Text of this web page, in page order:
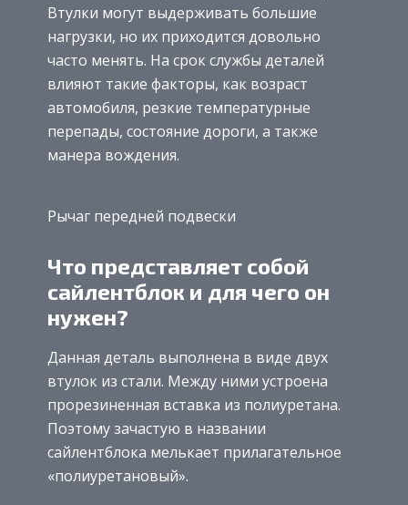
Втулки могут выдерживать большие
нагрузки, но их приходится довольно
часто менять. На срок службы деталей
влияют такие факторы, как возраст
автомобиля, резкие температурные
перепады, состояние дороги, а также
манера вождения.
Рычаг передней подвески
Что представляет собой
сайлентблок и для чего он
нужен?
Данная деталь выполнена в виде двух
втулок из стали. Между ними устроена
прорезиненная вставка из полиуретана.
Поэтому зачастую в названии
сайлентблока мелькает прилагательное
«полиуретановый».